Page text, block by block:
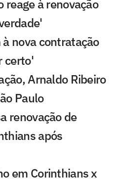
reage à renovação
nova contratação
certo'
Arnaldo Ribeiro
Paulo
renovação de
após
em Corinthians x